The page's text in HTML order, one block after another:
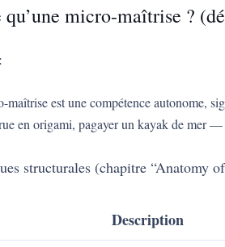
qu’une micro-maîtrise ?
maîtrise est une compétence autonome,
en origami, pagayer un kayak de mer
structurales (chapitre “Anatomy
Description